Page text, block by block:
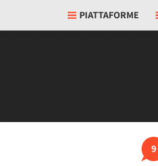
PIATTAFORME
9